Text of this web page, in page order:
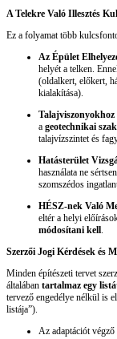
A Telekre Való Illesztés
Ez a folyamat több
Az Épület
helyét a telken.
(oldalkert, előkert,
kialakítása).
Talajviszonyokhoz
a geotechnikai
talajvízszintet és
Hatásterület
használata ne
szomszédos
HÉSZ-nek Való
eltér a helyi
módosítani kell.
Szerzői Jogi Kérdések és
Minden építészeti tervet
általában tartalmaz egy
tervező engedélye nélkül is
listája”).
Az adaptációt végző